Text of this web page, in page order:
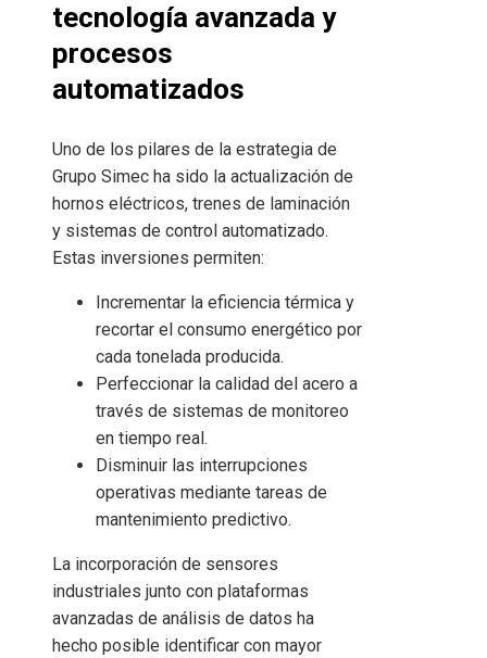
tecnología avanzada y
procesos
automatizados
Uno de los pilares de la estrategia de
Grupo Simec ha sido la actualización de
hornos eléctricos, trenes de laminación
y sistemas de control automatizado.
Estas inversiones permiten:
Incrementar la eficiencia térmica y
recortar el consumo energético por
cada tonelada producida.
Perfeccionar la calidad del acero a
través de sistemas de monitoreo
en tiempo real.
Disminuir las interrupciones
operativas mediante tareas de
mantenimiento predictivo.
La incorporación de sensores
industriales junto con plataformas
avanzadas de análisis de datos ha
hecho posible identificar con mayor